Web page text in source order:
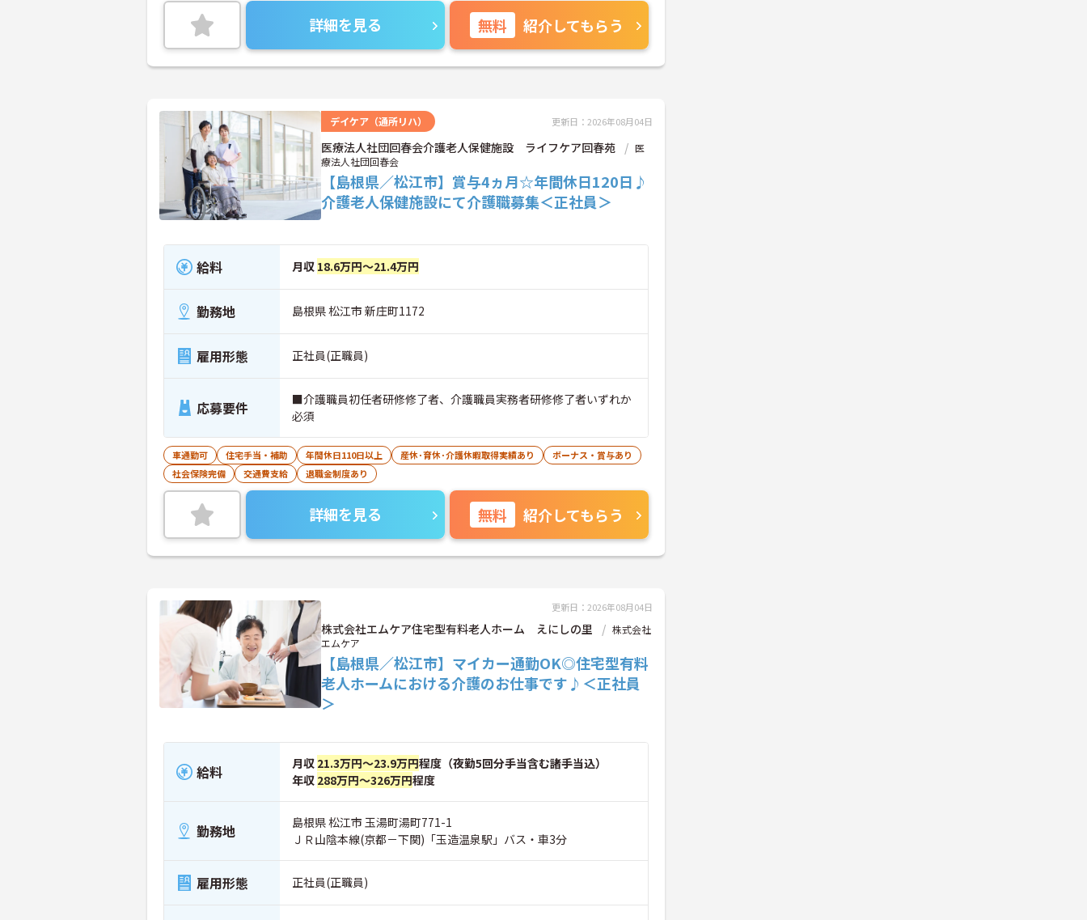
詳細を見る 無料 紹介してもらう
デイケア（通所リハ） 更新日：2026年08月04日
医療法人社団回春会介護老人保健施設 ライフケア回春苑
医
療法人社団回春会
【島根県／松江市】賞与4ヵ月☆年間休日120日♪
介護老人保健施設にて介護職募集＜正社員＞
給料 月収 18.6万円～21.4万円
勤務地 島根県 松江市 新庄町1172
雇用形態 正社員(正職員)
応募要件
■介護職員初任者研修修了者、介護職員実務者研修修了者いずれか
必須
車通勤可 住宅手当・補助 年間休日110日以上 産休･育休･介護休暇取得実績あり
ボーナス・賞与あり
社会保険完備
交通費支給 退職金制度あり
詳細を見る 無料 紹介してもらう
更新日：2026年08月04日
株式会社エムケア住宅型有料老人ホーム えにしの里
株式会社
エムケア
【島根県／松江市】マイカー通勤OK◎住宅型有料
老人ホームにおける介護のお仕事です♪＜正社員
＞
給料 月収 21.3万円～23.9万円程度（夜勤5回分手当含む諸手当込）
年収 288万円～326万円程度
勤務地
島根県 松江市 玉湯町湯町771-1
ＪＲ山陰本線(京都－下関)「玉造温泉駅」バス・車3分
雇用形態 正社員(正職員)